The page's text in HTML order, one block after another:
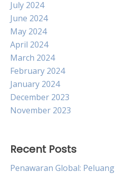
July 2024
June 2024
May 2024
April 2024
March 2024
February 2024
January 2024
December 2023
November 2023
Recent Posts
Penawaran Global: